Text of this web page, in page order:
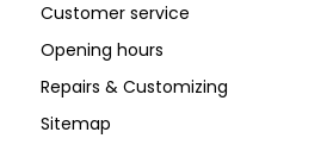
Customer service
Opening hours
Repairs & Customizing
Sitemap